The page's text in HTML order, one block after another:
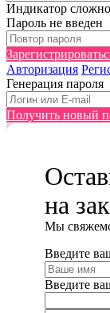
Индикатор
Пароль не введен
Авторизация
Генерация пароля
Получить новый
на
Мы
Введите
Введите